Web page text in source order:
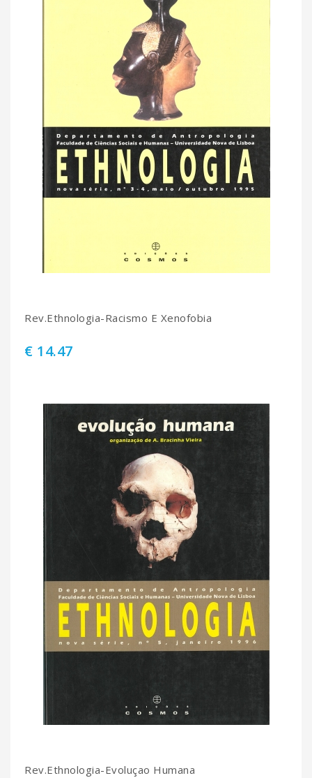
Rev.Ethnologia-Racismo E Xenofobia
€ 14.47
Rev.Ethnologia-Evoluçao Humana